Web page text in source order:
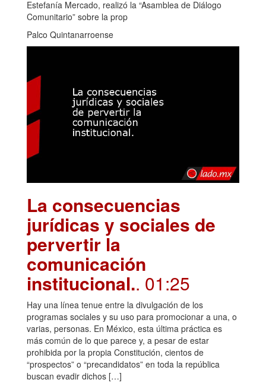
Estefanía Mercado, realizó la “Asamblea de Diálogo
Comunitario” sobre la prop
Palco Quintanarroense
La consecuencias
jurídicas y sociales de
pervertir la
comunicación
institucional.. 01:25
Hay una línea tenue entre la divulgación de los
programas sociales y su uso para promocionar a una, o
varias, personas. En México, esta última práctica es
más común de lo que parece y, a pesar de estar
prohibida por la propia Constitución, cientos de
“prospectos” o “precandidatos” en toda la república
buscan evadir dichos […]